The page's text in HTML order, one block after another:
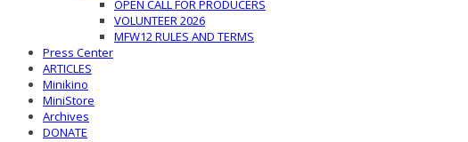
OPEN CALL FOR PRODUCERS
VOLUNTEER 2026
MFW12 RULES AND TERMS
Press Center
ARTICLES
Minikino
MiniStore
Archives
DONATE